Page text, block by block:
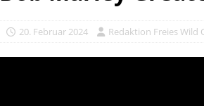
20. Februar 2024 Redaktion Freies Wild